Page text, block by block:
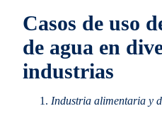
Casos de uso
de agua en
industrias
Industria alimentaria y